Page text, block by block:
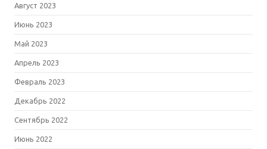
Август 2023
Июнь 2023
Май 2023
Апрель 2023
Февраль 2023
Декабрь 2022
Сентябрь 2022
Июнь 2022